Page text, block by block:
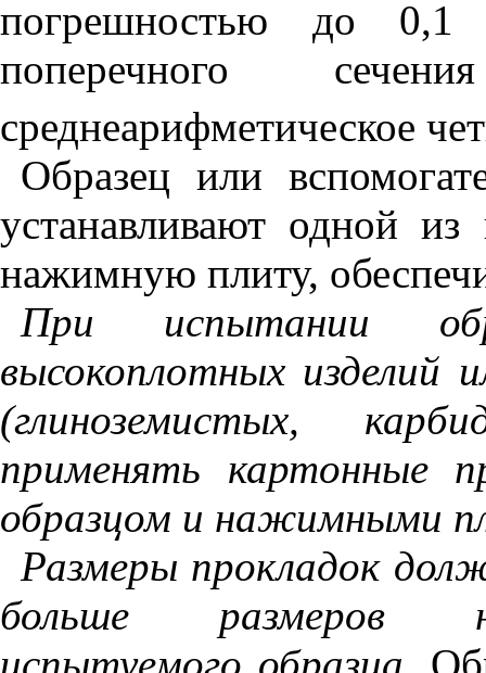
погрешностью до
поперечного
среднеарифметическое
Образец или
устанавливают одной
нажимную плиту,
При испытании
высокоплотных изделий
(глиноземистых,
применять картонные
образцом и нажимными
Размеры прокладок
больше размеров